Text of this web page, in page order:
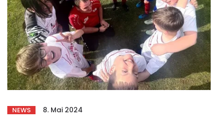
NEWS 8. Mai 2024